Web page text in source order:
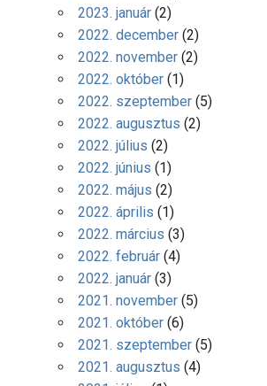
2023. január(2)
2022. december(2)
2022. november(2)
2022. október(1)
2022. szeptember(5)
2022. augusztus (2)
2022. július (2)
2022. június (1)
2022. május (2)
2022. április (1)
2022. március (3)
2022. február(4)
2022. január(3)
2021. november(5)
2021. október(6)
2021. szeptember(5)
2021. augusztus (4)